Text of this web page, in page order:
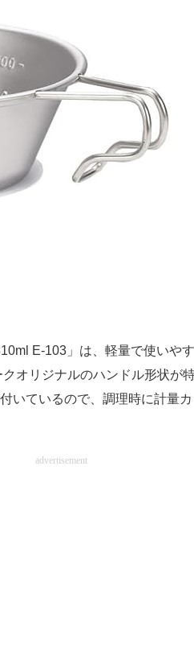
E-103」は、軽量で使いや
オリジナルのハンドル形状が
いているので、調理時に計量
advertisement